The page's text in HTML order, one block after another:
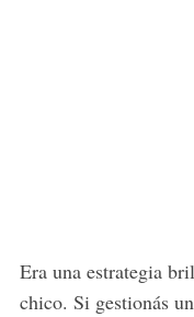
Era una estrategia
chico. Si gestionás